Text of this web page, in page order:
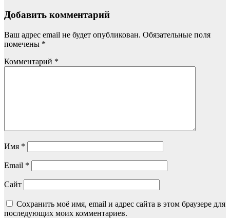
Добавить комментарий
Ваш адрес email не будет опубликован. Обязательные поля
помечены *
Комментарий *
Имя *
Email *
Сайт
Сохранить моё имя, email и адрес сайта в этом браузере для
последующих моих комментариев.